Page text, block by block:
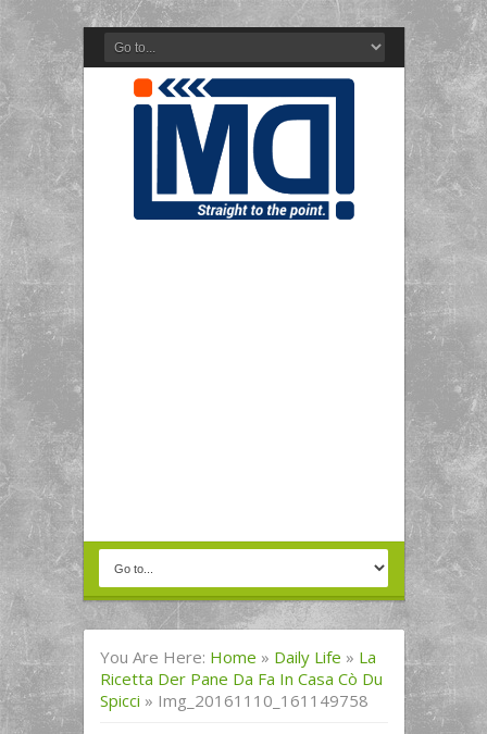
You Are Here: Home » Daily Life » La
Ricetta Der Pane Da Fa In Casa Cò Du
Spicci » Img_20161110_161149758